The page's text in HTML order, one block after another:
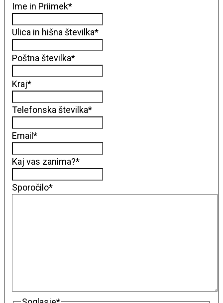
Ime in Priimek*
Ulica in hišna številka*
Poštna številka*
Kraj*
Telefonska številka*
Email *
Kaj vas zanima?*
Sporočilo*